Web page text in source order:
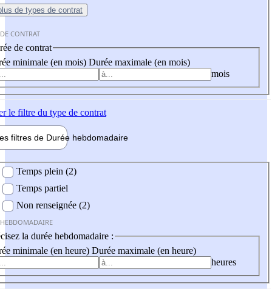
de types de contrat
CONTRAT
de contrat
minimale (en mois) Durée maximale (en mois)
mois
le filtre du type de contrat
filtres de Durée hebdomadaire
Temps plein (2)
Temps partiel
Non renseignée (2)
la durée hebdomadaire :
minimale (en heure) Durée maximale (en heure)
heures